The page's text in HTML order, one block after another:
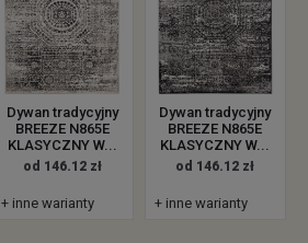
Dywan tradycyjny
BREEZE N865E
KLASYCZNY W...
od 146.12 zł
+ inne warianty
Dywan tradycyjny
BREEZE N865E
KLASYCZNY W...
od 146.12 zł
+ inne warianty